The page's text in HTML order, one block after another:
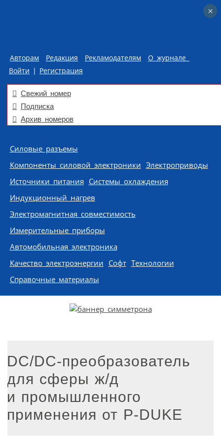
Авторам Редакция Рекламодателям
О журнале
Войти | Регистрация
Свежий номер
Подписка
Архив номеров
Skip to content
Силовые разъемы
Компоненты силовой электроники Электроприводы
Источники питания Системы охлаждения
Индукционный нагрев
Электромагнитная совместимость
Измерительные приборы
Автомобильная электроника
Качество электроэнергии Софт Технологии
Справочные материалы
DC/DC-преобразователь
для сферы ж/д
и промышленного
применения от P-DUKE
×
×